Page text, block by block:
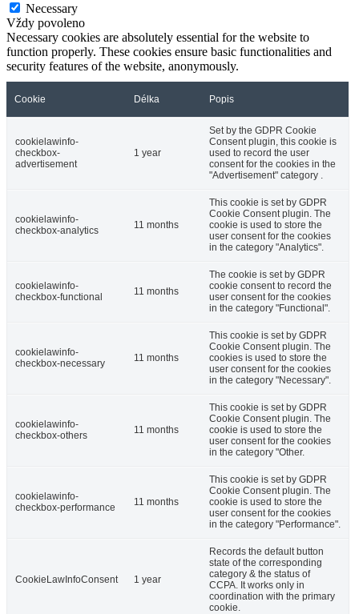
Necessary
Vždy povoleno
Necessary cookies are absolutely essential for the website to
function properly. These cookies ensure basic functionalities and
security features of the website, anonymously.
Cookie Délka Popis
cookielawinfo-
checkbox-
advertisement
1 year
Set by the GDPR Cookie
Consent plugin, this cookie is
used to record the user
consent for the cookies in the
"Advertisement" category .
cookielawinfo-
checkbox-analytics
11 months
This cookie is set by GDPR
Cookie Consent plugin. The
cookie is used to store the
user consent for the cookies
in the category "Analytics".
cookielawinfo-
checkbox-functional
11 months
The cookie is set by GDPR
cookie consent to record the
user consent for the cookies
in the category "Functional".
cookielawinfo-
checkbox-necessary
11 months
This cookie is set by GDPR
Cookie Consent plugin. The
cookies is used to store the
user consent for the cookies
in the category "Necessary".
cookielawinfo-
checkbox-others
11 months
This cookie is set by GDPR
Cookie Consent plugin. The
cookie is used to store the
user consent for the cookies
in the category "Other.
cookielawinfo-
checkbox-performance
11 months
This cookie is set by GDPR
Cookie Consent plugin. The
cookie is used to store the
user consent for the cookies
in the category "Performance".
CookieLawInfoConsent 1 year
Records the default button
state of the corresponding
category & the status of
CCPA. It works only in
coordination with the primary
cookie.